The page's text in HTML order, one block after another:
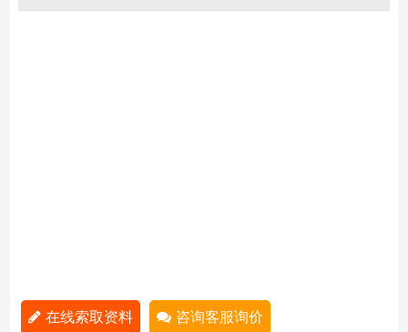
在线索取资料 咨询客服询价